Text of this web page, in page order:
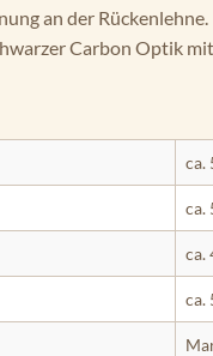
an der Rückenlehne.
Carbon Optik
ca.
ca.
ca.
ca.